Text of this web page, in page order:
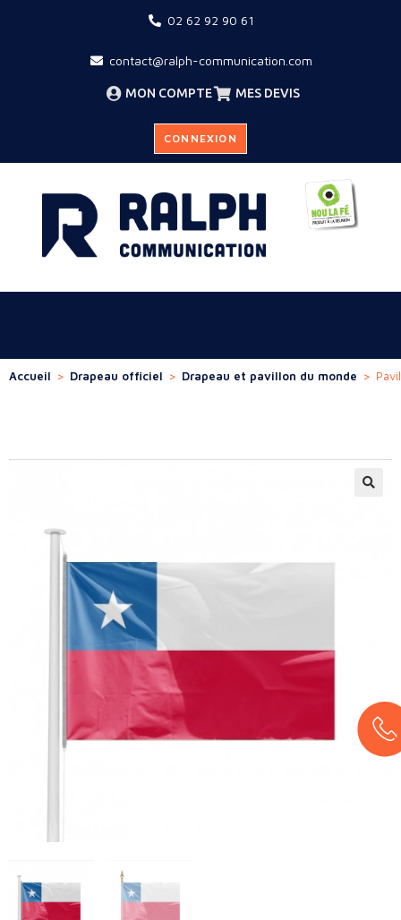
02 62 92 90 61
contact@ralph-communication.com
MON COMPTE MES DEVIS
CONNEXION
Accueil > Drapeau officiel > Drapeau et pavillon du monde >